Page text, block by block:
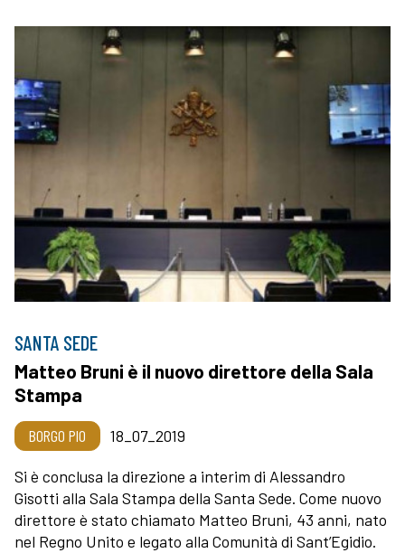
SANTA SEDE
Matteo Bruni è il nuovo direttore della Sala
Stampa
BORGO PIO 18_07_2019
Si è conclusa la direzione a interim di Alessandro
Gisotti alla Sala Stampa della Santa Sede. Come nuovo
direttore è stato chiamato Matteo Bruni, 43 anni, nato
nel Regno Unito e legato alla Comunità di Sant’Egidio.